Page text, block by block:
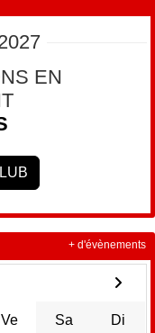
EN
Ve Sa Di
+ d'évènements